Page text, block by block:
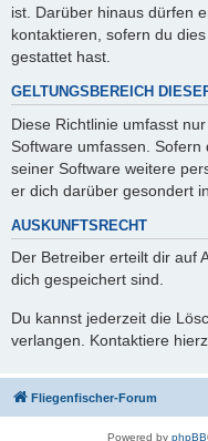
ist. Darüber hinaus dürfen
kontaktieren, sofern du
gestattet hast.
GELTUNGSBEREICH
Diese Richtlinie umfasst
Software umfassen.
seiner Software weitere
er dich darüber gesondert
AUSKUNFTSRECHT
Der Betreiber erteilt dir auf
dich gespeichert sind.
Du kannst jederzeit die
verlangen. Kontaktiere
Fliegenfischer-Forum
Powered by phpBB